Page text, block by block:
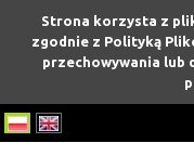
Strona korzysta z
zgodnie z Polityką
przechowywania lub